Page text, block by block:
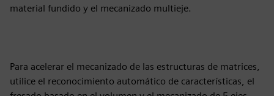
material fundido y el mecanizado multieje.
Para acelerar el mecanizado de las estructuras de matrices,
utilice el reconocimiento automático de características, el